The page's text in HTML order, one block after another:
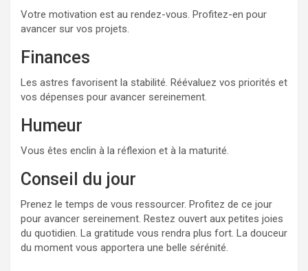
Votre motivation est au rendez-vous. Profitez-en pour
avancer sur vos projets.
Finances
Les astres favorisent la stabilité. Réévaluez vos priorités et
vos dépenses pour avancer sereinement.
Humeur
Vous êtes enclin à la réflexion et à la maturité.
Conseil du jour
Prenez le temps de vous ressourcer. Profitez de ce jour
pour avancer sereinement. Restez ouvert aux petites joies
du quotidien. La gratitude vous rendra plus fort. La douceur
du moment vous apportera une belle sérénité.